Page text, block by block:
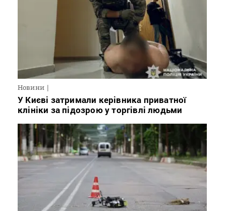
Новини
У Києві затримали керівника приватної
клініки за підозрою у торгівлі людьми